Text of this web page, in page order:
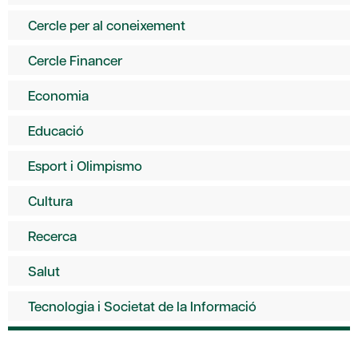
Cercle per al coneixement
Cercle Financer
Economia
Educació
Esport i Olimpismo
Cultura
Recerca
Salut
Tecnologia i Societat de la Informació